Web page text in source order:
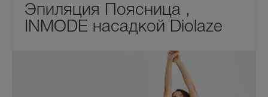
Эпиляция Поясница ,
INMODE насадкой Diolaze